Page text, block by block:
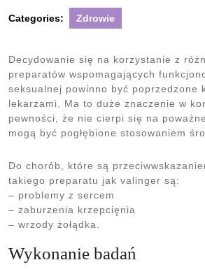
Categories: Zdrowie
Decydowanie się na korzystanie z
preparatów wspomagających
seksualnej powinno być poprzedzone
lekarzami. Ma to duże znaczenie w
pewności, że nie cierpi się na
mogą być pogłębione stosowaniem
Do chorób, które są
takiego preparatu jak valinger są:
– problemy z sercem
– zaburzenia krzepcięnia
– wrzody żołądka.
Wykonanie badań